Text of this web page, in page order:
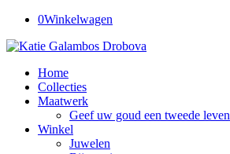
0Winkelwagen
Home
Collecties
Maatwerk
Geef uw goud een tweede leven
Winkel
Juwelen